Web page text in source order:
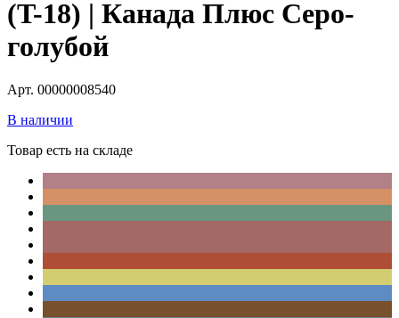
(T-18) | Канада Плюс Серо-
голубой
Арт. 00000008540
В наличии
Товар есть на складе